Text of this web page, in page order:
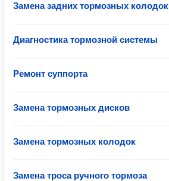
Замена задних тормозных колодок
Диагностика тормозной системы
Ремонт суппорта
Замена тормозных дисков
Замена тормозных колодок
Замена троса ручного тормоза